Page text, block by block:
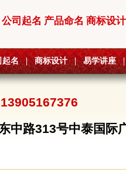
司起名 产品命名 商标设计
起名 | 商标设计 | 易学讲座 |
中路313号中泰国际